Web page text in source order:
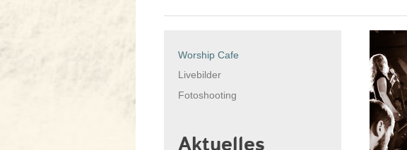
Worship Cafe
Livebilder
Fotoshooting